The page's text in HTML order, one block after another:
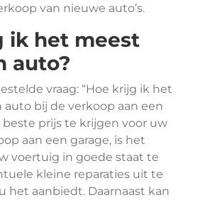
van nieuwe auto’s.
ik het meest
auto?
vraag: “Hoe krijg ik het
bij de verkoop aan een
beste prijs te krijgen voor uw
aan een garage, is het
voertuig in goede staat te
kleine reparaties uit te
het aanbiedt. Daarnaast kan